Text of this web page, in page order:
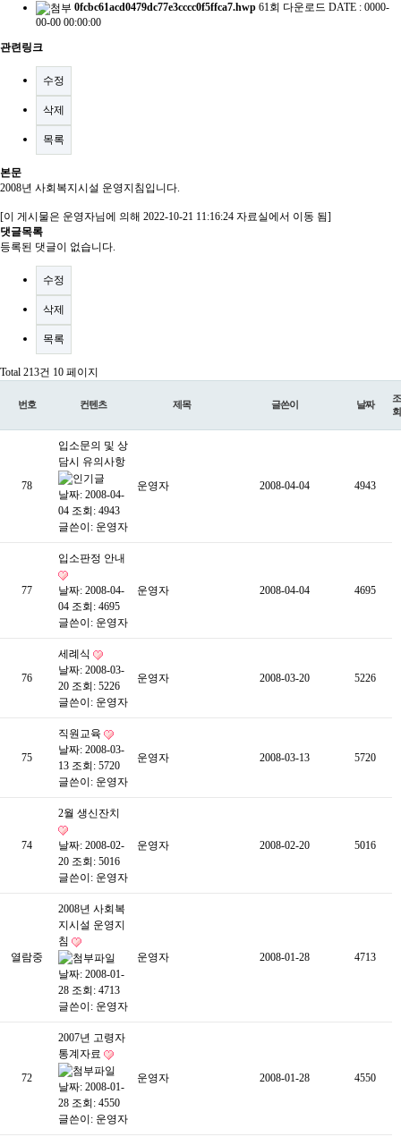
0fcbc61acd0479dc77e3cccc0f5ffca7.hwp 61회 다운로드 DATE : 0000-
00-00 00:00:00
관련링크
수정
삭제
목록
본문
2008년 사회복지시설 운영지침입니다.
[이 게시물은 운영자님에 의해 2022-10-21 11:16:24 자료실에서 이동 됨]
댓글목록
등록된 댓글이 없습니다.
수정
삭제
목록
Total 213건 10 페이지
번호 컨텐츠 제목 글쓴이 날짜
조
회
78
입소문의 및 상
담시 유의사항
날짜: 2008-04-
04 조회: 4943
글쓴이: 운영자
운영자 2008-04-04 4943
77
입소판정 안내
날짜: 2008-04-
04 조회: 4695
글쓴이: 운영자
운영자 2008-04-04 4695
76
세례식
날짜: 2008-03-
20 조회: 5226
글쓴이: 운영자
운영자 2008-03-20 5226
75
직원교육
날짜: 2008-03-
13 조회: 5720
글쓴이: 운영자
운영자 2008-03-13 5720
74
2월 생신잔치
날짜: 2008-02-
20 조회: 5016
글쓴이: 운영자
운영자 2008-02-20 5016
열람중
2008년 사회복
지시설 운영지
침
날짜: 2008-01-
28 조회: 4713
글쓴이: 운영자
운영자 2008-01-28 4713
72
2007년 고령자
통계자료
날짜: 2008-01-
28 조회: 4550
글쓴이: 운영자
운영자 2008-01-28 4550